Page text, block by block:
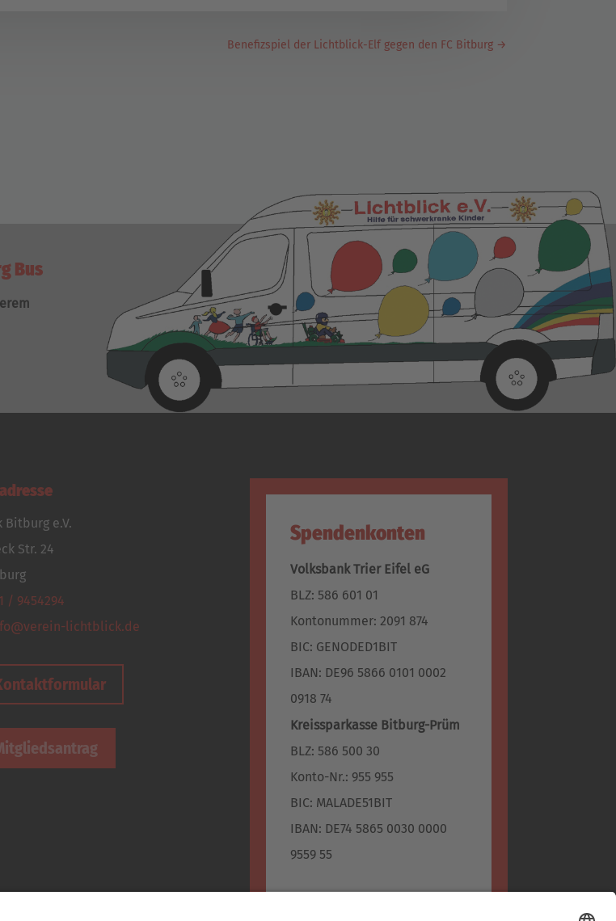
Benefizspiel der Lichtblick-Elf gegen den FC Bitburg→
Bus
e.V.
Str. 24
/ 9454294
lichtblick.de
Spendenkonten
Volksbank Trier Eifel eG
BLZ: 586 601 01
Kontonummer: 2091 874
BIC: GENODED1BIT
IBAN: DE96 5866 0101 0002
0918 74
Kreissparkasse Bitburg-Prüm
BLZ: 586 500 30
Konto-Nr.: 955 955
BIC: MALADE51BIT
IBAN: DE74 5865 0030 0000
9559 55